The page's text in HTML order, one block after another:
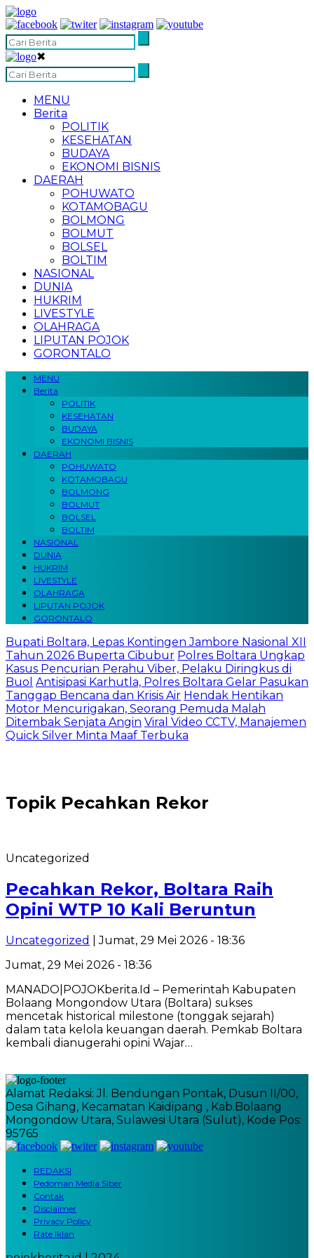
✖
MENU
Berita
POLITIK
KESEHATAN
BUDAYA
EKONOMI BISNIS
DAERAH
POHUWATO
KOTAMOBAGU
BOLMONG
BOLMUT
BOLSEL
BOLTIM
NASIONAL
DUNIA
HUKRIM
LIVESTYLE
OLAHRAGA
LIPUTAN POJOK
GORONTALO
MENU
Berita
POLITIK
KESEHATAN
BUDAYA
EKONOMI BISNIS
DAERAH
POHUWATO
KOTAMOBAGU
BOLMONG
BOLMUT
BOLSEL
BOLTIM
NASIONAL
DUNIA
HUKRIM
LIVESTYLE
OLAHRAGA
LIPUTAN POJOK
GORONTALO
Bupati Boltara, Lepas Kontingen Jambore Nasional XII
Tahun 2026 Buperta Cibubur Polres Boltara Ungkap
Kasus Pencurian Perahu Viber, Pelaku Diringkus di
Buol Antisipasi Karhutla, Polres Boltara Gelar Pasukan
Tanggap Bencana dan Krisis Air Hendak Hentikan
Motor Mencurigakan, Seorang Pemuda Malah
Ditembak Senjata Angin Viral Video CCTV, Manajemen
Quick Silver Minta Maaf Terbuka
Topik Pecahkan Rekor
Uncategorized
Pecahkan Rekor, Boltara Raih
Opini WTP 10 Kali Beruntun
Uncategorized
| Jumat, 29 Mei 2026 - 18:36
Jumat, 29 Mei 2026 - 18:36
MANADO|POJOKberita.Id – Pemerintah Kabupaten
Bolaang Mongondow Utara (Boltara) sukses
mencetak historical milestone (tonggak sejarah)
dalam tata kelola keuangan daerah. Pemkab Boltara
kembali dianugerahi opini Wajar…
Alamat Redaksi: Jl. Bendungan Pontak, Dusun II/00,
Desa Gihang, Kecamatan Kaidipang , Kab.Bolaang
Mongondow Utara, Sulawesi Utara (Sulut), Kode Pos:
95765
REDAKSI
Pedoman Media Siber
Contak
Disclaimer
Privacy Policy
Rate Iklan